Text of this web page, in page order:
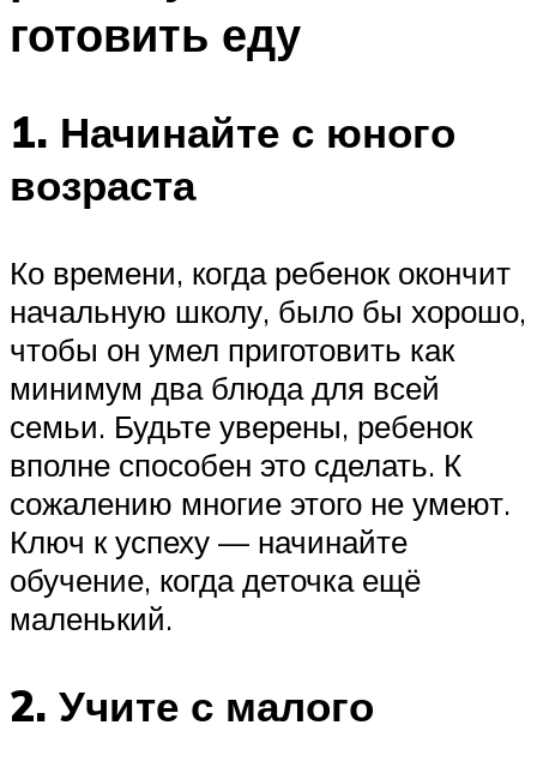
готовить еду
1. Начинайте с юного
возраста
Ко времени, когда ребенок окончит
начальную школу, было бы хорошо,
чтобы он умел приготовить как
минимум два блюда для всей
семьи. Будьте уверены, ребенок
вполне способен это сделать. К
сожалению многие этого не умеют.
Ключ к успеху — начинайте
обучение, когда деточка ещё
маленький.
2. Учите с малого